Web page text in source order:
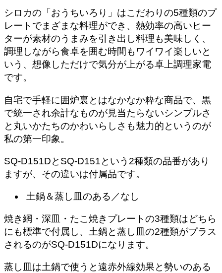
シロカの「おうちいろり」はこだわりの5種類のプ
レートでまざまな料理ができ、熱効率の高いヒー
ターが素材のうまみを引き出し料理も美味しく、
調理しながら食卓を囲む時間もワイワイ楽しいと
いう、想像しただけで気分が上がる卓上調理家電
です。
自宅で手軽に囲炉裏とはなかなか粋な商品で、黒
で統一され余計なものが見当たらないシンプルさ
と丸いかたちのかわいらしさも魅力的というのが
私の第一印象。
SQ-D151DとSQ-D151という2種類の品番があり
ますが、その違いは付属品です。
土鍋＆蒸し皿のある／なし
焼き網・深皿・たこ焼きプレートの3種類はどちら
にも標準で付属し、土鍋と蒸し皿の2種類がプラス
されるのがSQ-D151Dになります。
蒸し皿は土鍋で使うと遠赤外線効果と勢いのある